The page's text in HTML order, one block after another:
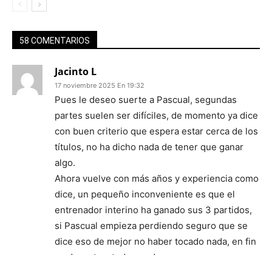
58 COMENTARIOS
Jacinto L
17 noviembre 2025 En 19:32
Pues le deseo suerte a Pascual, segundas
partes suelen ser difíciles, de momento ya dice
con buen criterio que espera estar cerca de los
títulos, no ha dicho nada de tener que ganar
algo.
Ahora vuelve con más años y experiencia como
dice, un pequeño inconveniente es que el
entrenador interino ha ganado sus 3 partidos,
si Pascual empieza perdiendo seguro que se
dice eso de mejor no haber tocado nada, en fin